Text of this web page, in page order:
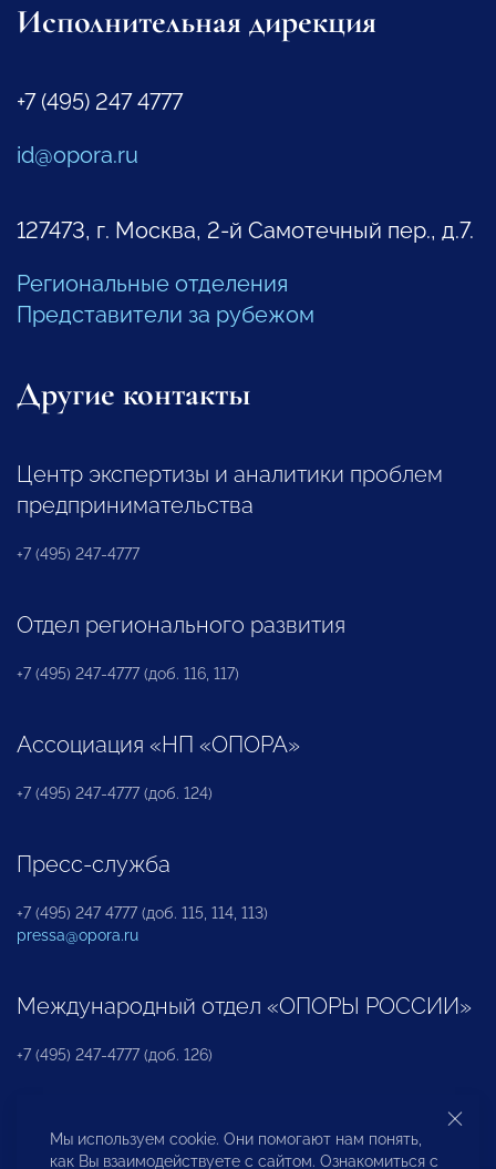
Исполнительная дирекция
+7 (495) 247 4777
id@opora.ru
127473, г. Москва, 2-й Самотечный пер., д.7.
Региональные отделения
Представители за рубежом
Другие контакты
Центр экспертизы и аналитики проблем
предпринимательства
+7 (495) 247-4777
Отдел регионального развития
+7 (495) 247-4777 (доб. 116, 117)
Ассоциация «НП «ОПОРА»
+7 (495) 247-4777 (доб. 124)
Пресс-служба
+7 (495) 247 4777 (доб. 115, 114, 113)
pressa@opora.ru
Международный отдел «ОПОРЫ РОССИИ»
+7 (495) 247-4777 (доб. 126)
Бюро по защите прав предпринимателей и
инвесторов
Мы используем cookie. Они помогают нам понять,
как Вы взаимодействуете с сайтом. Ознакомиться с